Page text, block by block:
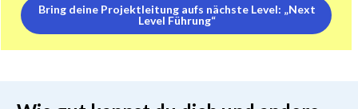
Bring deine Projektleitung aufs nächste Level: „Next
Level Führung“